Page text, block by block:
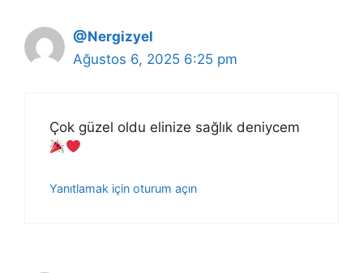
@Nergizyel
Ağustos 6, 2025 6:25 pm
Çok güzel oldu elinize sağlık deniycem
Yanıtlamak için oturum açın